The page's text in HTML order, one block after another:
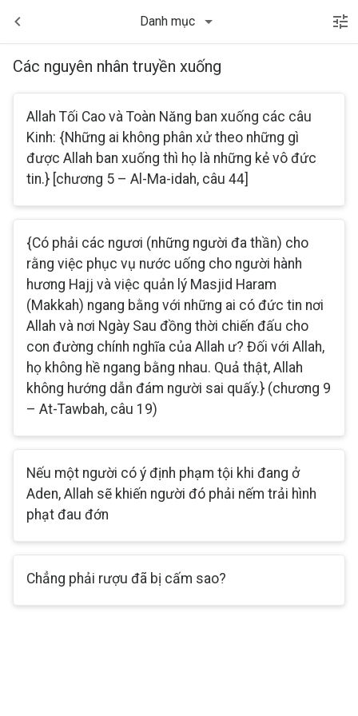
Danh mục
Các nguyên nhân truyền xuống
Allah Tối Cao và Toàn Năng ban xuống các câu
Kinh: {Những ai không phân xử theo những gì
được Allah ban xuống thì họ là những kẻ vô đức
tin.} [chương 5 – Al-Ma-idah, câu 44]
{Có phải các ngươi (những người đa thần) cho
rằng việc phục vụ nước uống cho người hành
hương Hajj và việc quản lý Masjid Haram
(Makkah) ngang bằng với những ai có đức tin nơi
Allah và nơi Ngày Sau đồng thời chiến đấu cho
con đường chính nghĩa của Allah ư? Đối với Allah,
họ không hề ngang bằng nhau. Quả thật, Allah
không hướng dẫn đám người sai quấy.} (chương 9
– At-Tawbah, câu 19)
Nếu một người có ý định phạm tội khi đang ở
Aden, Allah sẽ khiến người đó phải nếm trải hình
phạt đau đớn
Chẳng phải rượu đã bị cấm sao?